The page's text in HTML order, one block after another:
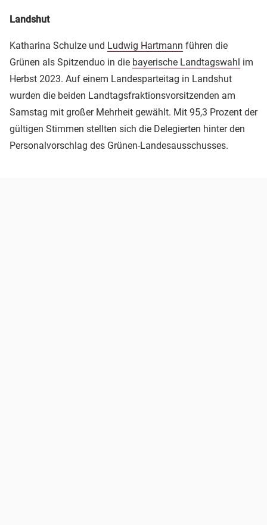
Landshut
Katharina Schulze und Ludwig Hartmann führen die
Grünen als Spitzenduo in die bayerische Landtagswahl im
Herbst 2023. Auf einem Landesparteitag in Landshut
wurden die beiden Landtagsfraktionsvorsitzenden am
Samstag mit großer Mehrheit gewählt. Mit 95,3 Prozent der
gültigen Stimmen stellten sich die Delegierten hinter den
Personalvorschlag des Grünen-Landesausschusses.